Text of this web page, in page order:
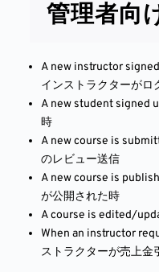
管理者向
A new instructor
インストラクターがロ
A new student
時
A new course is
のレビュー送信
A new course is
が公開された時
A course is edited/
When an instructor
ストラクターが売上金